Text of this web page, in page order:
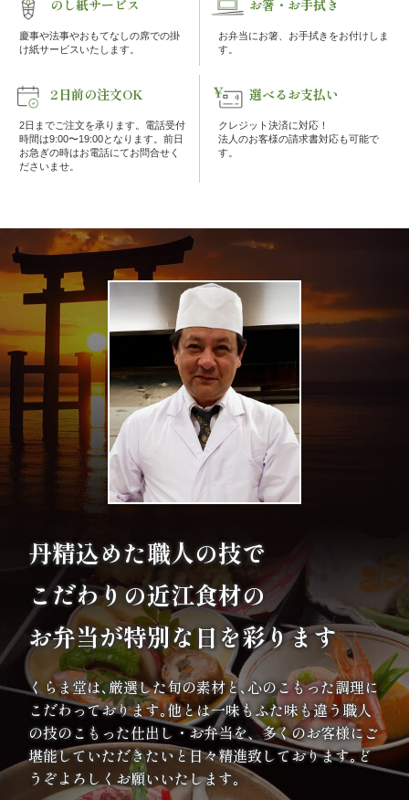
し
行
楽・
族
集
ま
り
域
の
集
り
価
格
のし紙サービス
慶事や法事やおもてなしの席での掛
け紙サービスいたします。
お箸・お手拭き
お弁当にお箸、お手拭きをお付けしま
す。
2日前の注文OK
2日までご注文を承ります。電話受付
時間は9:00〜19:00となります。前日
お急ぎの時はお電話にてお問合せく
ださいませ。
選べるお支払い
クレジット決済に対応！
法人のお客様の請求書対応も可能で
す。
丹精込めた職人の技で
こだわりの近江食材の
お弁当が特別な日を彩ります
くらま堂は､厳選した旬の素材と､心のこもった調理に
こだわっております｡他とは一味もふた味も違う職人
の技のこもった仕出し・お弁当を、多くのお客様にご
堪能していただきたいと日々精進致しております｡ど
うぞよろしくお願いいたします｡